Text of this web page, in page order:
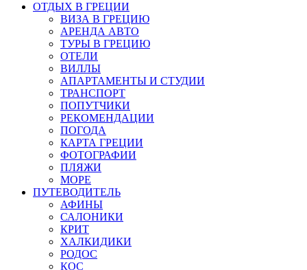
ОТДЫХ В ГРЕЦИИ
ВИЗА В ГРЕЦИЮ
АРЕНДА АВТО
ТУРЫ В ГРЕЦИЮ
ОТЕЛИ
ВИЛЛЫ
АПАРТАМЕНТЫ И СТУДИИ
ТРАНСПОРТ
ПОПУТЧИКИ
РЕКОМЕНДАЦИИ
ПОГОДА
КАРТА ГРЕЦИИ
ФОТОГРАФИИ
ПЛЯЖИ
МОРЕ
ПУТЕВОДИТЕЛЬ
АФИНЫ
САЛОНИКИ
КРИТ
ХАЛКИДИКИ
РОДОС
КОС